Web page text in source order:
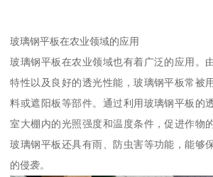
玻璃钢平板在农业领域的应用
玻璃钢平板在农业领域也有着广泛的应用。
特性以及良好的透光性能，玻璃钢平板常被
料或遮阳板等部件。通过利用玻璃钢平板的
室大棚内的光照强度和温度条件，促进作物
玻璃钢平板还具有雨、防虫害等功能，能够
的侵袭。